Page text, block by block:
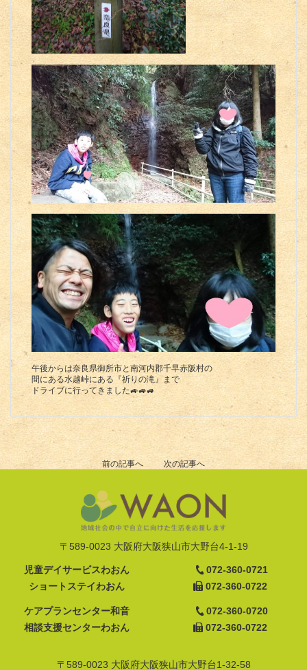
午後からは奈良県御所市と南河内郡千早赤阪村の
間にある水越峠にある『祈りの滝』まで
ドライブに行ってきました🚙🚙🚙
前の記事へ 次の記事へ
〒589-0023 大阪府大阪狭山市大野台4-1-19
児童デイサービスわおん
ショートステイわおん
ケアプランセンター和音
相談支援センターわおん
072-360-0721
072-360-0722
072-360-0720
072-360-0722
〒589-0023 大阪府大阪狭山市大野台1-32-58